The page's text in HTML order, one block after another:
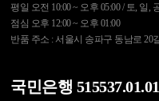
평일 오전 10:00 ~ 오후 05:00 / 토, 일,
점심 오후 12:00 ~ 오후 01:00
반품 주소 : 서울시 송파구 동남로 20
국민은행